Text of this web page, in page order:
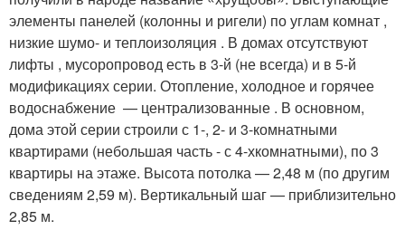
элементы панелей (колонны и ригели) по углам комнат ,
низкие шумо- и теплоизоляция . В домах отсутствуют
лифты , мусоропровод есть в 3-й (не всегда) и в 5-й
модификациях серии. Отопление, холодное и горячее
водоснабжение — централизованные . В основном,
дома этой серии строили с 1-, 2- и 3-комнатными
квартирами (небольшая часть - с 4-хкомнатными), по 3
квартиры на этаже. Высота потолка — 2,48 м (по другим
сведениям 2,59 м). Вертикальный шаг — приблизительно
2,85 м.